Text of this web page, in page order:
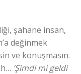
şahane insan,
değinmek
ve konuşmasın.
‘Şimdi mi geldi